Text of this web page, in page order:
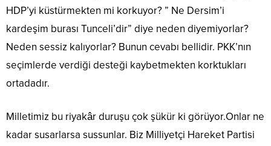
HDP’yi küstürmekten mi korkuyor? ” Ne Dersim’i
kardeşim burası Tunceli’dir” diye neden diyemiyorlar?
Neden sessiz kalıyorlar? Bunun cevabı bellidir. PKK’nın
seçimlerde verdiği desteği kaybetmekten korktukları
ortadadır.
Milletimiz bu riyakâr duruşu çok şükür ki görüyor.Onlar ne
kadar susarlarsa sussunlar. Biz Milliyetçi Hareket Partisi